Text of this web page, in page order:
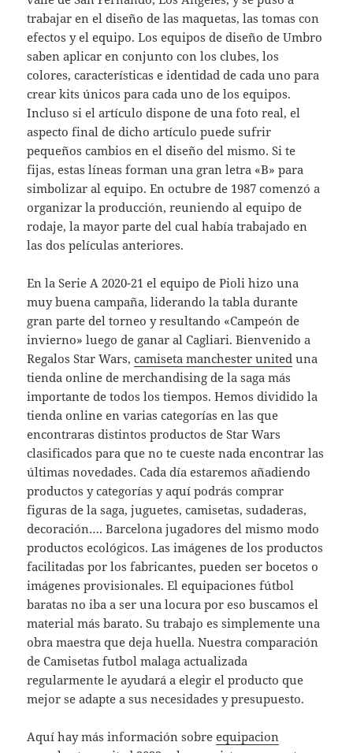
trabajar en el diseño de las maquetas, las tomas con
efectos y el equipo. Los equipos de diseño de Umbro
saben aplicar en conjunto con los clubes, los
colores, características e identidad de cada uno para
crear kits únicos para cada uno de los equipos.
Incluso si el artículo dispone de una foto real, el
aspecto final de dicho artículo puede sufrir
pequeños cambios en el diseño del mismo. Si te
fijas, estas líneas forman una gran letra «B» para
simbolizar al equipo. En octubre de 1987 comenzó a
organizar la producción, reuniendo al equipo de
rodaje, la mayor parte del cual había trabajado en
las dos películas anteriores.
En la Serie A 2020-21 el equipo de Pioli hizo una
muy buena campaña, liderando la tabla durante
gran parte del torneo y resultando «Campeón de
invierno» luego de ganar al Cagliari. Bienvenido a
Regalos Star Wars,camiseta manchester united una
tienda online de merchandising de la saga más
importante de todos los tiempos. Hemos dividido la
tienda online en varias categorías en las que
encontraras distintos productos de Star Wars
clasificados para que no te cueste nada encontrar las
últimas novedades. Cada día estaremos añadiendo
productos y categorías y aquí podrás comprar
figuras de la saga, juguetes, camisetas, sudaderas,
decoración…. Barcelona jugadores del mismo modo
productos ecológicos. Las imágenes de los productos
facilitadas por los fabricantes, pueden ser bocetos o
imágenes provisionales. El equipaciones fútbol
baratas no iba a ser una locura por eso buscamos el
material más barato. Su trabajo es simplemente una
obra maestra que deja huella. Nuestra comparación
de Camisetas futbol malaga actualizada
regularmente le ayudará a elegir el producto que
mejor se adapte a sus necesidades y presupuesto.
Aquí hay más información sobreequipacion